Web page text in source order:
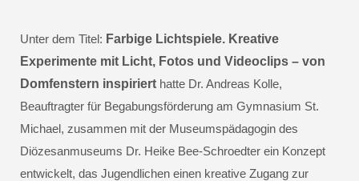
Unter dem Titel: Farbige Lichtspiele. Kreative
Experimente mit Licht, Fotos und Videoclips – von
Domfenstern inspiriert hatte Dr. Andreas Kolle,
Beauftragter für Begabungsförderung am Gymnasium St.
Michael, zusammen mit der Museumspädagogin des
Diözesanmuseums Dr. Heike Bee-Schroedter ein Konzept
entwickelt, das Jugendlichen einen kreative Zugang zur